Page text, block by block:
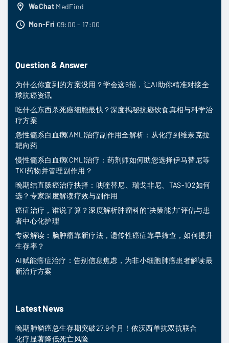
WeChat MedFind
Mon-Fri 09:00 - 17:00
Question & Answer
为什么你查到的方案没用？学会这6招，让AI助你精准对接全
球抗癌资讯
吃什么东西杀死癌细胞最快？深度揭秘抗癌饮食真相与科学治
疗方案
急性髓系白血病(AML)治疗副作用全解析：从化疗到维奈克拉
靶向药
慢性髓系白血病(CML)治疗：药剂师如何助您选择伊马替尼等
TKI药物并管理副作用？
晚期结直肠癌治疗抉择：呋喹替尼、瑞戈非尼、TAS-102如何
选？专家深度解读疗效与副作用
癌症治疗，谁说了算？深度解析肿瘤科的“决策能力”评估与患
者中心化护理
专家解读：脑肿瘤靠新疗法，遗传性癌症靠早筛查，如何提升
生存率？
AI赋能癌症治疗：告别信息焦虑，为非小细胞肺癌患者解读最
新治疗方案
Latest News
晚期肺鳞癌总生存期突破27.9个月！依沃西单抗双抗联合
化疗显著降低死亡风险